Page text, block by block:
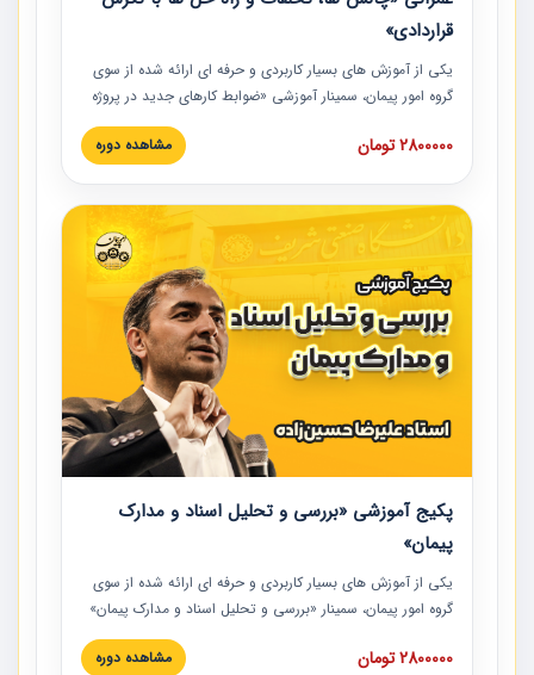
قراردادی»
یکی از آموزش‏‏‏‏‏‏ های بسیار کاربردی و حرفه‏ ای ارائه شده از سوی
گروه امور پیمان، سمینار آموزشی «ضوابط کارهای جدید در پروژه
های عمرانی» چالش ها، تخلفات و راه حل ها با نگرش قراردادی
است که در محل سندیکای شرکت های ساختمانی کشور ارائه شد.
مدارک پیمان به همراه تجربیات عملی ارائه شده است.
2800000 تومان مشاهده دوره
پکیج آموزشی «بررسی و تحلیل اسناد و مدارک
پیمان»
یکی از آموزش‏‏‏‏‏‏ های بسیار کاربردی و حرفه‏ ای ارائه شده از سوی
گروه امور پیمان، سمینار «بررسی و تحلیل اسناد و مدارک پیمان»
است که در دانشگاه صنعتی شریف ارائه شد. در این آموزش
نکات کلیدی مربوط به اسناد و مدارک پیمان، اولویت بندی اسناد
2800000 تومان مشاهده دوره